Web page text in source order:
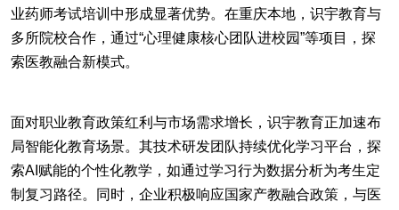
业药师考试培训中形成显著优势。在重庆本地，识宇教育与
多所院校合作，通过“心理健康核心团队进校园”等项目，探
索医教融合新模式。
面对职业教育政策红利与市场需求增长，识宇教育正加速布
局智能化教育场景。其技术研发团队持续优化学习平台，探
索AI赋能的个性化教学，如通过学习行为数据分析为考生定
制复习路径。同时，企业积极响应国家产教融合政策，与医